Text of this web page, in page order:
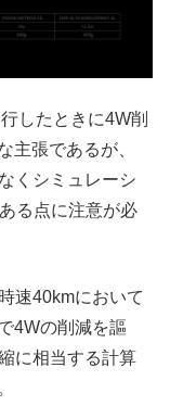
したときに4W削
主張であるが、
くシミュレーシ
る点に注意が必
速40kmにおいて
4Wの削減を謳
に相当する計算